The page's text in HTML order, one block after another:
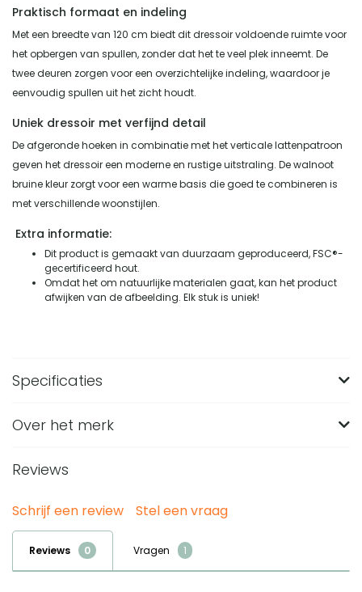
Praktisch formaat en indeling
Met een breedte van 120 cm biedt dit dressoir voldoende ruimte voor
het opbergen van spullen, zonder dat het te veel plek inneemt. De
twee deuren zorgen voor een overzichtelijke indeling, waardoor je
eenvoudig spullen uit het zicht houdt.
Uniek dressoir met verfijnd detail
De afgeronde hoeken in combinatie met het verticale lattenpatroon
geven het dressoir een moderne en rustige uitstraling. De walnoot
bruine kleur zorgt voor een warme basis die goed te combineren is
met verschillende woonstijlen.
Extra informatie:
Dit product is gemaakt van duurzaam geproduceerd, FSC®-
gecertificeerd hout.
Omdat het om natuurlijke materialen gaat, kan het product
afwijken van de afbeelding. Elk stuk is uniek!
Specificaties
Merk
Hoogte (in CM) 95
Materiaal
Over het merk
Reviews
Schrijf een review Stel een vraag
Reviews Vragen